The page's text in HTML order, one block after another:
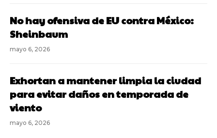
No hay ofensiva de EU contra México:
Sheinbaum
mayo 6, 2026
Exhortan a mantener limpia la ciudad
para evitar daños en temporada de
viento
mayo 6, 2026